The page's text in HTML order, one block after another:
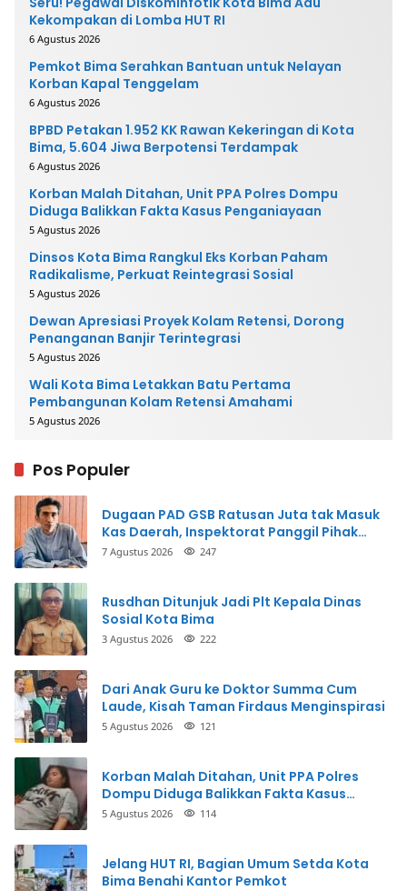
Kekompakan di Lomba HUT RI
6 Agustus 2026
Pemkot Bima Serahkan Bantuan untuk Nelayan
Korban Kapal Tenggelam
6 Agustus 2026
BPBD Petakan 1.952 KK Rawan Kekeringan di Kota
Bima, 5.604 Jiwa Berpotensi Terdampak
6 Agustus 2026
Korban Malah Ditahan, Unit PPA Polres Dompu
Diduga Balikkan Fakta Kasus Penganiayaan
5 Agustus 2026
Dinsos Kota Bima Rangkul Eks Korban Paham
Radikalisme, Perkuat Reintegrasi Sosial
5 Agustus 2026
Dewan Apresiasi Proyek Kolam Retensi, Dorong
Penanganan Banjir Terintegrasi
5 Agustus 2026
Wali Kota Bima Letakkan Batu Pertama
Pembangunan Kolam Retensi Amahami
5 Agustus 2026
Pos Populer
Dugaan PAD GSB Ratusan Juta tak Masuk
Kas Daerah, Inspektorat Panggil Pihak
Terkait
7 Agustus 2026 247
Rusdhan Ditunjuk Jadi Plt Kepala Dinas
Sosial Kota Bima
3 Agustus 2026 222
Dari Anak Guru ke Doktor Summa Cum
Laude, Kisah Taman Firdaus Menginspirasi
5 Agustus 2026 121
Korban Malah Ditahan, Unit PPA Polres
Dompu Diduga Balikkan Fakta Kasus
Penganiayaan
5 Agustus 2026 114
Jelang HUT RI, Bagian Umum Setda Kota
Bima Benahi Kantor Pemkot